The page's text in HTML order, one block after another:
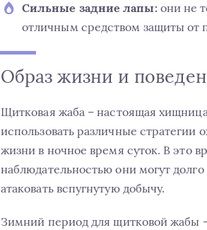
Сильные задние лапы: они не
отличным средством защиты от
Образ жизни и
Щитковая жаба – настоящая
использовать различные
жизни в ночное время суток. В это
наблюдательностью они могут
атаковать вспугнутую добычу.
Зимний период для щитковой жабы